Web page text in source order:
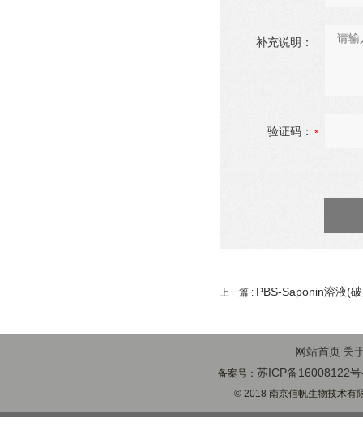
补充说明：
验证码：
上一篇 : PBS-Saponin溶液(
网站首页 关
备案号： 苏ICP备16008122
© 2018 南京信帆生物技术有